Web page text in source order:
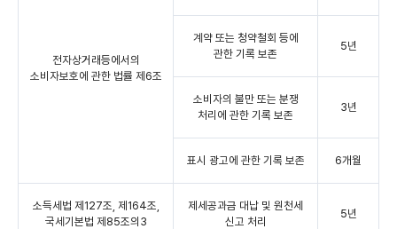
전자상거래등에서의
소비자보호에 관한 법률 제6조
계약 또는 청약철회 등에
관한 기록 보존
5년
소비자의 불만 또는 분쟁
처리에 관한 기록 보존
3년
표시 광고에 관한 기록 보존 6개월
소득세법 제127조, 제164조,
국세기본법 제85조의3
제세공과금 대납 및 원천세
신고 처리
5년